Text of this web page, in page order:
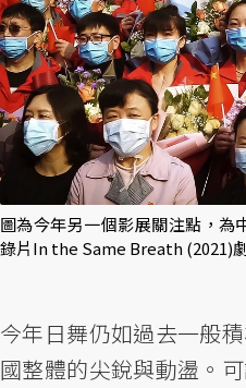
圖為今年另一個影展關注點，為
錄片In the Same Breath (2021)
今年日舞仍如過去一般
國整體的尖銳與動盪。